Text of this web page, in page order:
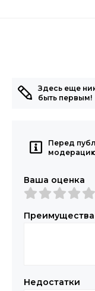
Здесь еще
быть первым!
Перед
Ваша оценка
Преимущества
Недостатки